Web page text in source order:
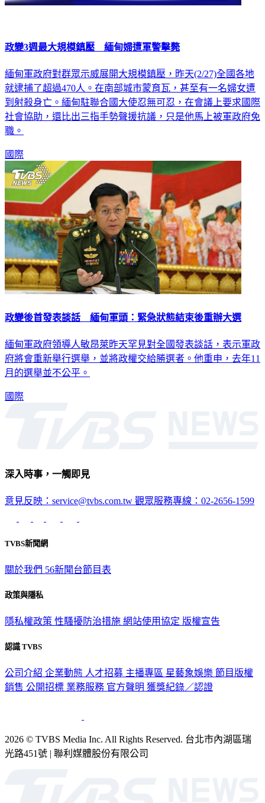
政變3週最大規模鎮壓 緬甸婦遭軍警擊斃
緬甸軍政府對群眾示威展開大規模鎮壓，昨天(2/27)全國各地
就逮捕了超過470人。在南部城市蒙育瓦，甚至有一名婦女遭
到射殺身亡。緬甸駐聯合國大使忍無可忍，在會議上要求國際
社會協助，還比出三指手勢聲援抗議，只是他馬上被軍政府免
職。
國際
政變後首發表談話 緬甸軍頭：緊急狀態結束後重辦大選
緬甸軍政府領導人敏昂萊昨天罕見對全國發表談話，表示軍政
府將會重新舉行選舉，並將政權交給勝選者。他重申，去年11
月的選舉並不公平。
國際
深入時事，一觸即見
意見反映：service@tvbs.com.tw 觀眾服務專線：02-2656-1599
TVBS新聞網
關於我們 56新聞台節目表
政策與隱私
隱私權政策 性騷擾防治措施 網站使用協定 版權宣告
認識 TVBS
公司介紹 企業動態 人才招募 主播專區 星藝象娛樂 節目版權
銷售 公開招標 業務服務 官方聲明 獲獎紀錄／認證
2026 © TVBS Media Inc. All Rights Reserved. 台北市內湖區瑞
光路451號 | 聯利媒體股份有限公司